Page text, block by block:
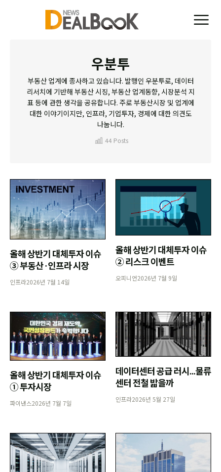
우분투
부동산 업계에 종사하고 있습니다. 발행인 우분투로, 데이터
리서치에 기반해 부동산 시징, 부동산 업계동향, 시장분석 지
표 등에 관한 생각을 공유합니다. 주로 부동산시장 및 업계에
대한 이야기이지만, 인프라, 기업투자, 경제에 대한 의견도
나눕니다.
44 Posts
올해 상반기 대체투자 이슈
③ 부동산·인프라 시장
인프라2026년 7월 14일
올해 상반기 대체투자 이슈
② 리스크 이벤트
오피니언2026년 7월 9일
올해 상반기 대체투자 이슈
① 투자시장
파이낸스2026년 7월 7일
데이터센터 공급 러시...물류
센터 전철 밟을까
인프라2026년 5월 27일